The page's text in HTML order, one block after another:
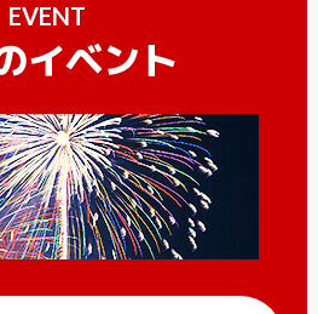
EVENT
イベント